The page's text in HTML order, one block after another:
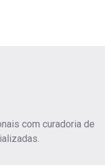
com curadoria de